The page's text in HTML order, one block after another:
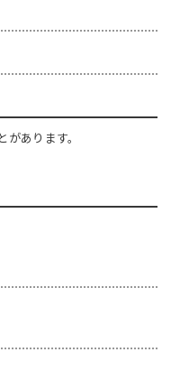
あります。